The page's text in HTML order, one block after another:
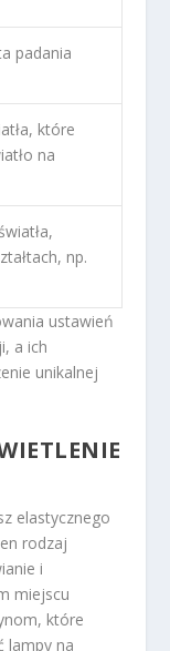
padania
które
na
np.
ustawień
a ich
unikalnej
elastycznego
rodzaj
i
miejscu
które
lampy na